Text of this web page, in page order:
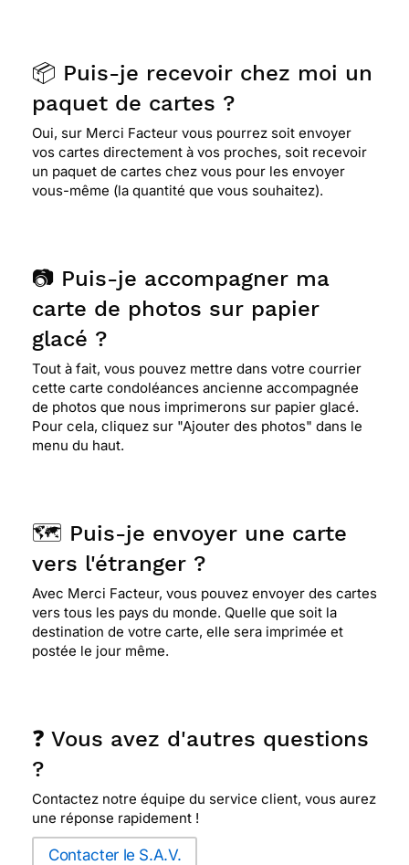
⭐⭐⭐⭐⭐ Le 19/04/2021 : Très belle carte avec
jolies fleurs et joli fond..
Le 14/03/2021 : J'aime
⭐⭐⭐⭐ Le 12/12/2020 : Elle est parfaite
⭐⭐⭐⭐
Le 13/08/2020 : Cette carte est très jolie.
elle me convient tout à fait. a la fois sobre et
colorée, ce qui enlève un peu de tristesse pour
ces moments douloureux.
⭐⭐⭐⭐ Le 04/07/2020 : Sobre
⭐⭐⭐⭐
Le 23/05/2020 : Très satisfaite de la
diversité des cartes, les textes sont utiles pour
certaines circonstances de la vie où il est difficile
de trouver les bons mots. Je me suis fait parvenir
l'envoi à mon domicile (délai un peu long) mais au
moins j'ai pu constater par moi-même de votre
prestation.
ancien. je l'ai utilisée avec plaisir malgré les
circonstances douloureuses. il est possible que je
l'utilise à nouveau car elle me convient tout à fait
📦 Puis-je recevoir chez moi un
paquet de cartes ?
Oui, sur Merci Facteur vous pourrez soit envoyer
vos cartes directement à vos proches, soit recevoir
un paquet de cartes chez vous pour les envoyer
vous-même (la quantité que vous souhaitez).
📷 Puis-je accompagner ma
carte de photos sur papier
glacé ?
Tout à fait, vous pouvez mettre dans votre courrier
cette carte condoléances ancienne accompagnée
de photos que nous imprimerons sur papier glacé.
Pour cela, cliquez sur "Ajouter des photos" dans le
menu du haut.
🗺️ Puis-je envoyer une carte
vers l'étranger ?
Avec Merci Facteur, vous pouvez envoyer des cartes
vers tous les pays du monde. Quelle que soit la
destination de votre carte, elle sera imprimée et
postée le jour même.
❓ Vous avez d'autres questions
?
Contactez notre équipe du service client, vous aurez
une réponse rapidement !
Contacter le S.A.V.